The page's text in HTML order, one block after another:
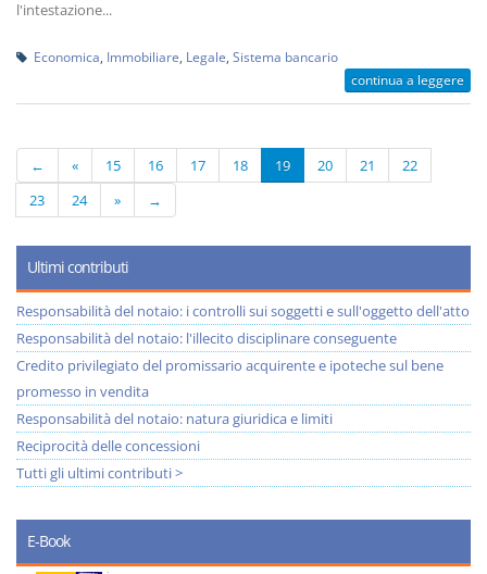
l'intestazione...
Economica Immobiliare Legale Sistema bancario
continua a leggere
← « 15 16 17 18 19 20 21
22
23
24 » →
Ultimi contributi
Responsabilità del notaio: i controlli sui soggetti e sull'oggetto dell'atto
Responsabilità del notaio: l'illecito disciplinare conseguente
Credito privilegiato del promissario acquirente e ipoteche sul bene
promesso in vendita
Responsabilità del notaio: natura giuridica e limiti
Reciprocità delle concessioni
Tutti gli ultimi contributi >
E-Book